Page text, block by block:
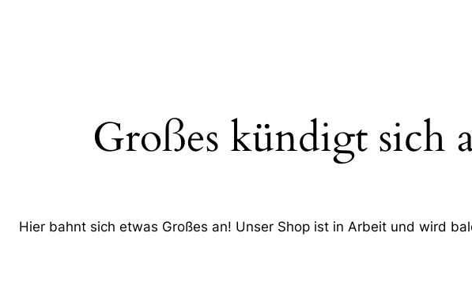
Großes kündigt sich
Hier bahnt sich etwas Großes an! Unser Shop ist in Arbeit und wird